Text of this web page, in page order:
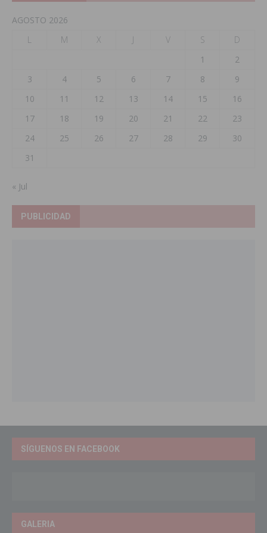
AGOSTO 2026
L
M X J V S
D
1
2
3
4 5 6 7 8
9
10
11 12 13 14 15
16
17
18 19 20 21 22
23
24
25 26 27 28 29
30
31
« Jul
PUBLICIDAD
SÍGUENOS EN FACEBOOK
GALERIA